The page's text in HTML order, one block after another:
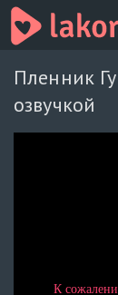
Пленник
озвучкой